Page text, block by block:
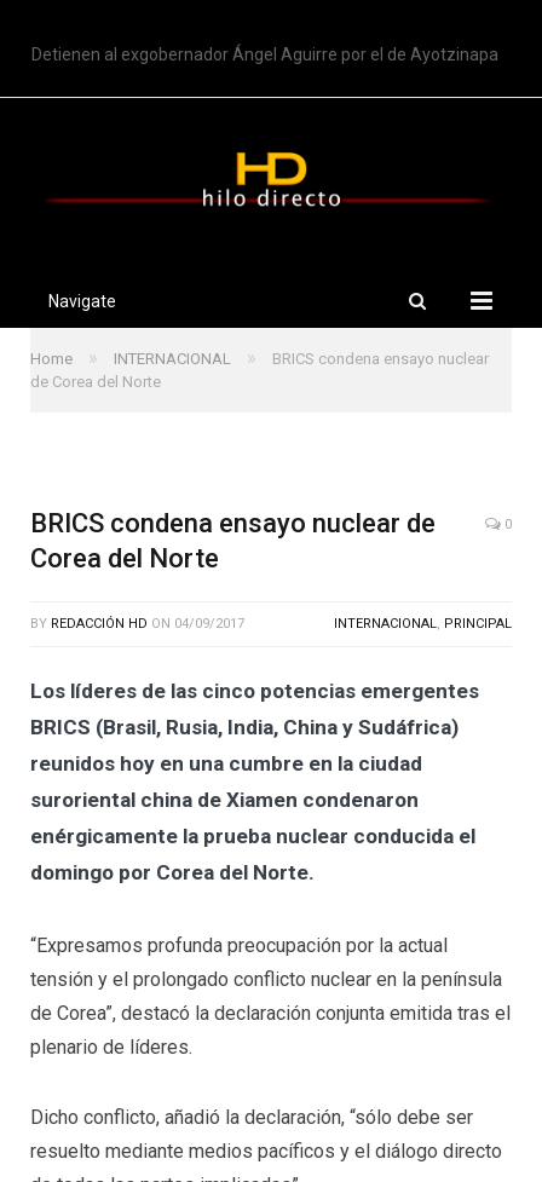
Detienen al exgobernador Ángel Aguirre por el de Ayotzinapa
Navigate
Home » INTERNACIONAL »
BRICS condena ensayo nuclear
de Corea del Norte
BRICS condena ensayo nuclear de
Corea del Norte
0
BY REDACCIÓN HD ON 04/09/2017 INTERNACIONAL, PRINCIPAL
Los líderes de las cinco potencias emergentes
BRICS (Brasil, Rusia, India, China y Sudáfrica)
reunidos hoy en una cumbre en la ciudad
suroriental china de Xiamen condenaron
enérgicamente la prueba nuclear conducida el
domingo por Corea del Norte.
“Expresamos profunda preocupación por la actual
tensión y el prolongado conflicto nuclear en la península
de Corea”, destacó la declaración conjunta emitida tras el
plenario de líderes.
Dicho conflicto, añadió la declaración, “sólo debe ser
resuelto mediante medios pacíficos y el diálogo directo